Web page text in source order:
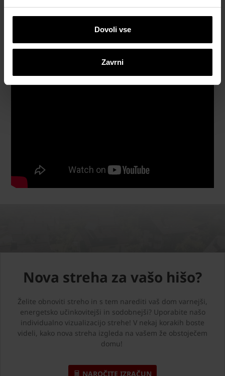
Dovoli vse
Zavrni
Katalogi, brošure in tehnična
dokumentacija
Nova streha za vašo hišo?
Želite obnoviti streho in s tem narediti vaš dom varnejši,
energetsko učinkovitejši in sodobnejši? Uporabite našo
individualno vizualizacijo strehe! V nekaj korakih boste
videli, kako nova streha izgleda na vašem že obstoječem
domu!
NAROČITE IZRAČUN